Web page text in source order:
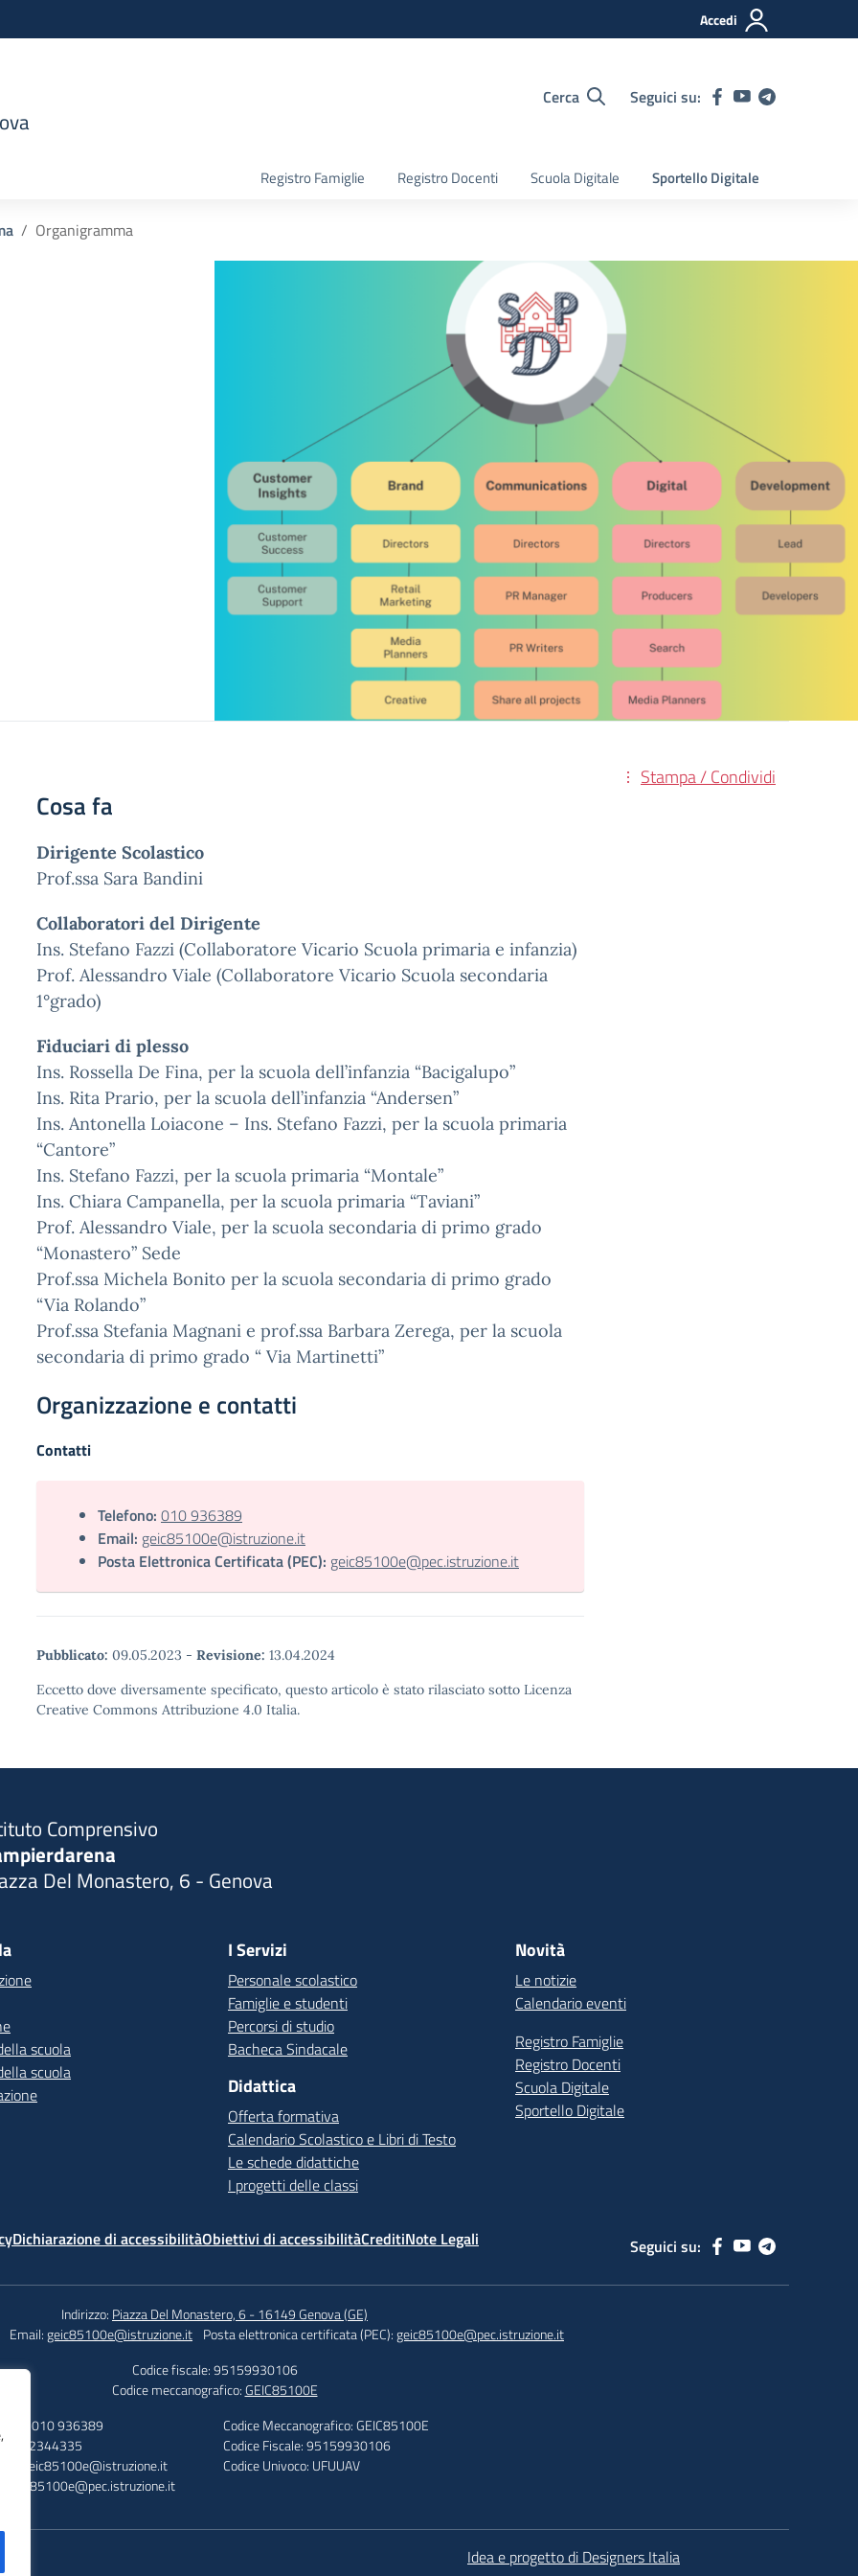
Accedi
Cerca Seguici su:
Registro Famiglie Registro Docenti Scuola Digitale Sportello Digitale
Organigramma
Stampa / Condividi
Cosa fa
Dirigente Scolastico
Prof.ssa Sara Bandini
Collaboratori del Dirigente
Ins. Stefano Fazzi (Collaboratore Vicario Scuola primaria e infanzia)
Prof. Alessandro Viale (Collaboratore Vicario Scuola secondaria
1°grado)
Fiduciari di plesso
Ins. Rossella De Fina, per la scuola dell’infanzia “Bacigalupo”
Ins. Rita Prario, per la scuola dell’infanzia “Andersen”
Ins. Antonella Loiacone – Ins. Stefano Fazzi, per la scuola primaria
“Cantore”
Ins. Stefano Fazzi, per la scuola primaria “Montale”
Ins. Chiara Campanella, per la scuola primaria “Taviani”
Prof. Alessandro Viale, per la scuola secondaria di primo grado
“Monastero” Sede
Prof.ssa Michela Bonito per la scuola secondaria di primo grado
“Via Rolando”
Prof.ssa Stefania Magnani e prof.ssa Barbara Zerega, per la scuola
secondaria di primo grado “ Via Martinetti”
Organizzazione e contatti
Contatti
Telefono: 010 936389
Email: geic85100e@istruzione.it
Posta Elettronica Certificata (PEC): geic85100e@pec.istruzione.it
Pubblicato: 09.05.2023 - Revisione: 13.04.2024
Eccetto dove diversamente specificato, questo articolo è stato rilasciato sotto Licenza
Creative Commons Attribuzione 4.0 Italia.
Comprensivo
Del Monastero, 6 - Genova
scuola
scuola
I Servizi
Personale scolastico
Famiglie e studenti
Percorsi di studio
Bacheca Sindacale
Didattica
Offerta formativa
Calendario Scolastico e Libri di Testo
Le schede didattiche
I progetti delle classi
Novità
Le notizie
Calendario eventi
Registro Famiglie
Registro Docenti
Scuola Digitale
Sportello Digitale
Dichiarazione di accessibilitàObiettivi di accessibilitàCreditiNote Legali Seguici su:
Indirizzo: Piazza Del Monastero, 6 - 16149 Genova (GE)
Email:geic85100e@istruzione.it Posta elettronica certificata (PEC):geic85100e@pec.istruzione.it
Codice fiscale: 95159930106
Codice meccanografico:GEIC85100E
010 936389
010 2344335
geic85100e@istruzione.it
geic85100e@pec.istruzione.it
Codice Meccanografico: GEIC85100E
Codice Fiscale: 95159930106
Codice Univoco: UFUUAV
Idea e progetto di Designers Italia